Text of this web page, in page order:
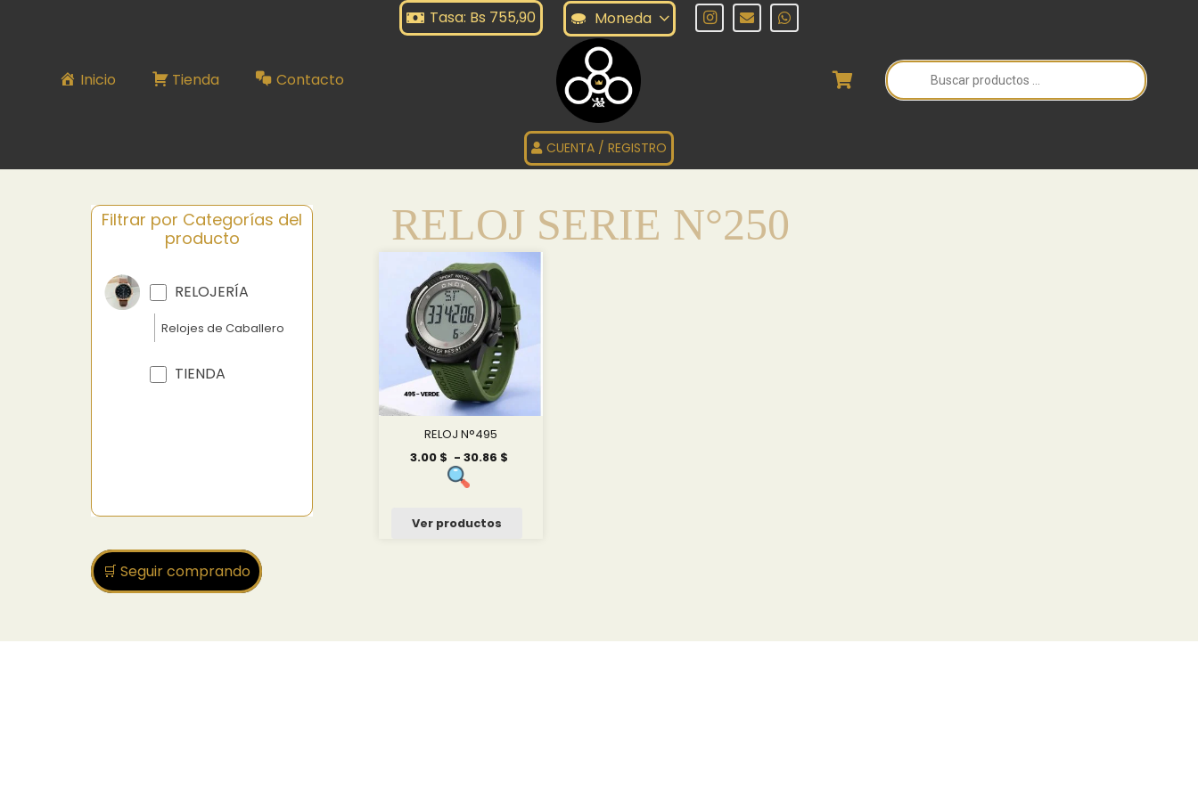
Tasa: Bs 755,90 Moneda
Inicio Tienda Contacto
Búsqueda
de
productos
CUENTA / REGISTRO
RELOJ SERIE N°250
RELOJ SERIE N°250
RELOJ N°495
3.00 $ - 30.86 $
Ver productos
Filtrar por Categorías del
producto
RELOJERÍA
Relojes de Caballero
TIENDA
🛒 Seguir comprando